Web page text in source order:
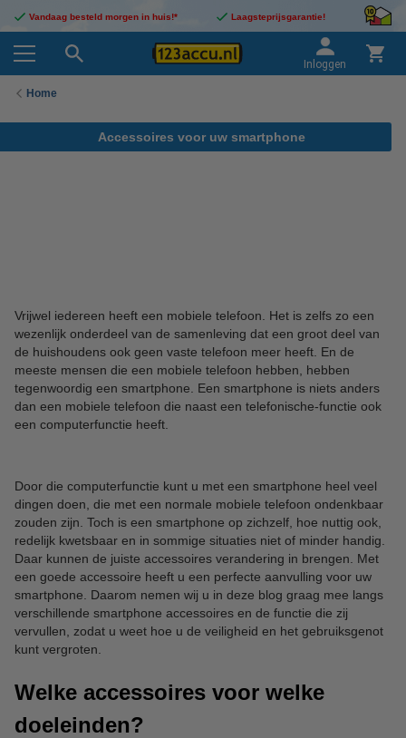
Vandaag besteld morgen in huis!* Laagsteprijsgarantie!
Inloggen
Home
Accessoires voor uw smartphone
Vrijwel iedereen heeft een mobiele telefoon. Het is zelfs zo een
wezenlijk onderdeel van de samenleving dat een groot deel van
de huishoudens ook geen vaste telefoon meer heeft. En de
meeste mensen die een mobiele telefoon hebben, hebben
tegenwoordig een smartphone. Een smartphone is niets anders
dan een mobiele telefoon die naast een telefonische-functie ook
een computerfunctie heeft.
Door die computerfunctie kunt u met een smartphone heel veel
dingen doen, die met een normale mobiele telefoon ondenkbaar
zouden zijn. Toch is een smartphone op zichzelf, hoe nuttig ook,
redelijk kwetsbaar en in sommige situaties niet of minder handig.
Daar kunnen de juiste accessoires verandering in brengen. Met
een goede accessoire heeft u een perfecte aanvulling voor uw
smartphone. Daarom nemen wij u in deze blog graag mee langs
verschillende smartphone accessoires en de functie die zij
vervullen, zodat u weet hoe u de veiligheid en het gebruiksgenot
kunt vergroten.
Welke accessoires voor welke
doeleinden?